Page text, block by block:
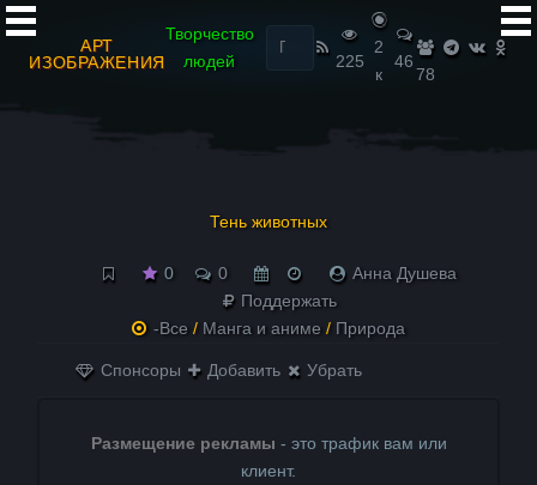
АРТ
ИЗОБРАЖЕНИЯ
Творчество
людей
Найти:
225
2
к
46
78
Тень животных
0 0
Анна Душева
Поддержать
-Все / Манга и аниме / Природа
Спонсоры Добавить Убрать
Размещение рекламы - это трафик вам или
клиент.